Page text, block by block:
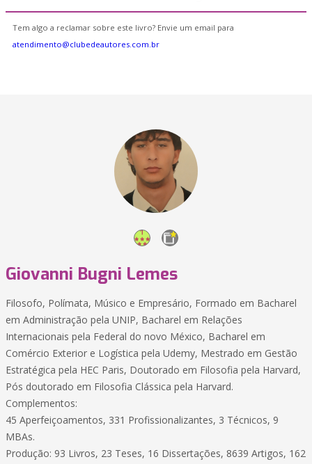
Tem algo a reclamar sobre este livro? Envie um email para
atendimento@clubedeautores.com.br
Giovanni Bugni Lemes
Filosofo, Polímata, Músico e Empresário, Formado em Bacharel
em Administração pela UNIP, Bacharel em Relações
Internacionais pela Federal do novo México, Bacharel em
Comércio Exterior e Logística pela Udemy, Mestrado em Gestão
Estratégica pela HEC Paris, Doutorado em Filosofia pela Harvard,
Pós doutorado em Filosofia Clássica pela Harvard.
Complementos:
45 Aperfeiçoamentos, 331 Profissionalizantes, 3 Técnicos, 9
MBAs.
Produção: 93 Livros, 23 Teses, 16 Dissertações, 8639 Artigos, 162